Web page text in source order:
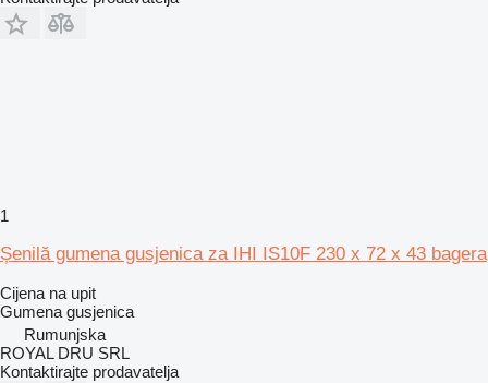
1
Șenilă gumena gusjenica za IHI IS10F 230 x 72 x 43 bagera
Cijena na upit
Gumena gusjenica
Rumunjska
ROYAL DRU SRL
Kontaktirajte prodavatelja